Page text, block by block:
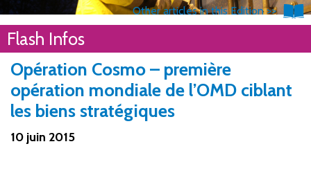
© US National Nuclear Security Administration
Flash Infos
Other articles in this Edition >>
Opération Cosmo – première
opération mondiale de l’OMD ciblant
les biens stratégiques
10 juin 2015